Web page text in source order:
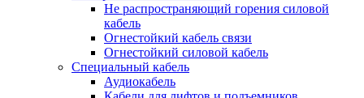
Не распространяющий горения силовой
кабель
Огнестойкий кабель связи
Огнестойкий силовой кабель
Специальный кабель
Аудиокабель